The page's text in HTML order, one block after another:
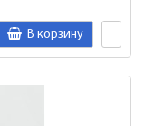
В корзину